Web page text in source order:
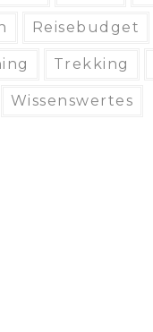
Reisebudget
Trekking
Wissenswertes